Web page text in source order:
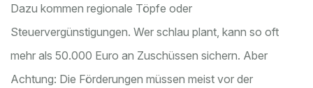
Dazu kommen regionale Töpfe oder
Steuervergünstigungen. Wer schlau plant, kann so oft
mehr als 50.000 Euro an Zuschüssen sichern. Aber
Achtung: Die Förderungen müssen meist vor der